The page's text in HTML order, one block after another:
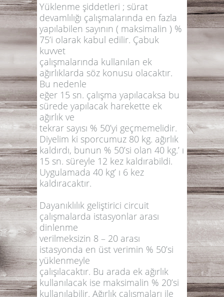
Yüklenme şiddetleri ; sürat
devamlılığı çalışmalarında en fazla
yapılabilen sayının ( maksimalin ) %
75’i olarak kabul edilir. Çabuk
kuvvet
çalışmalarında kullanılan ek
ağırlıklarda söz konusu olacaktır.
Bu nedenle
eğer 15 sn. çalışma yapılacaksa bu
sürede yapılacak harekette ek
ağırlık ve
tekrar sayısı % 50’yi geçmemelidir.
Diyelim ki sporcumuz 80 kg. ağırlık
kaldırdı, bunun % 50’si olan 40 kg.’ ı
15 sn. süreyle 12 kez kaldırabildi.
Uygulamada 40 kg’ ı 6 kez
kaldıracaktır.
Dayanıklılık geliştirici circuit
çalışmalarda istasyonlar arası
dinlenme
verilmeksizin 8 – 20 arası
istasyonda en üst verimin % 50’si
yüklenmeyle
çalışılacaktır. Bu arada ek ağırlık
kullanılacak ise maksimalin % 20’si
kullanılabilir. Ağırlık çalışmaları ile